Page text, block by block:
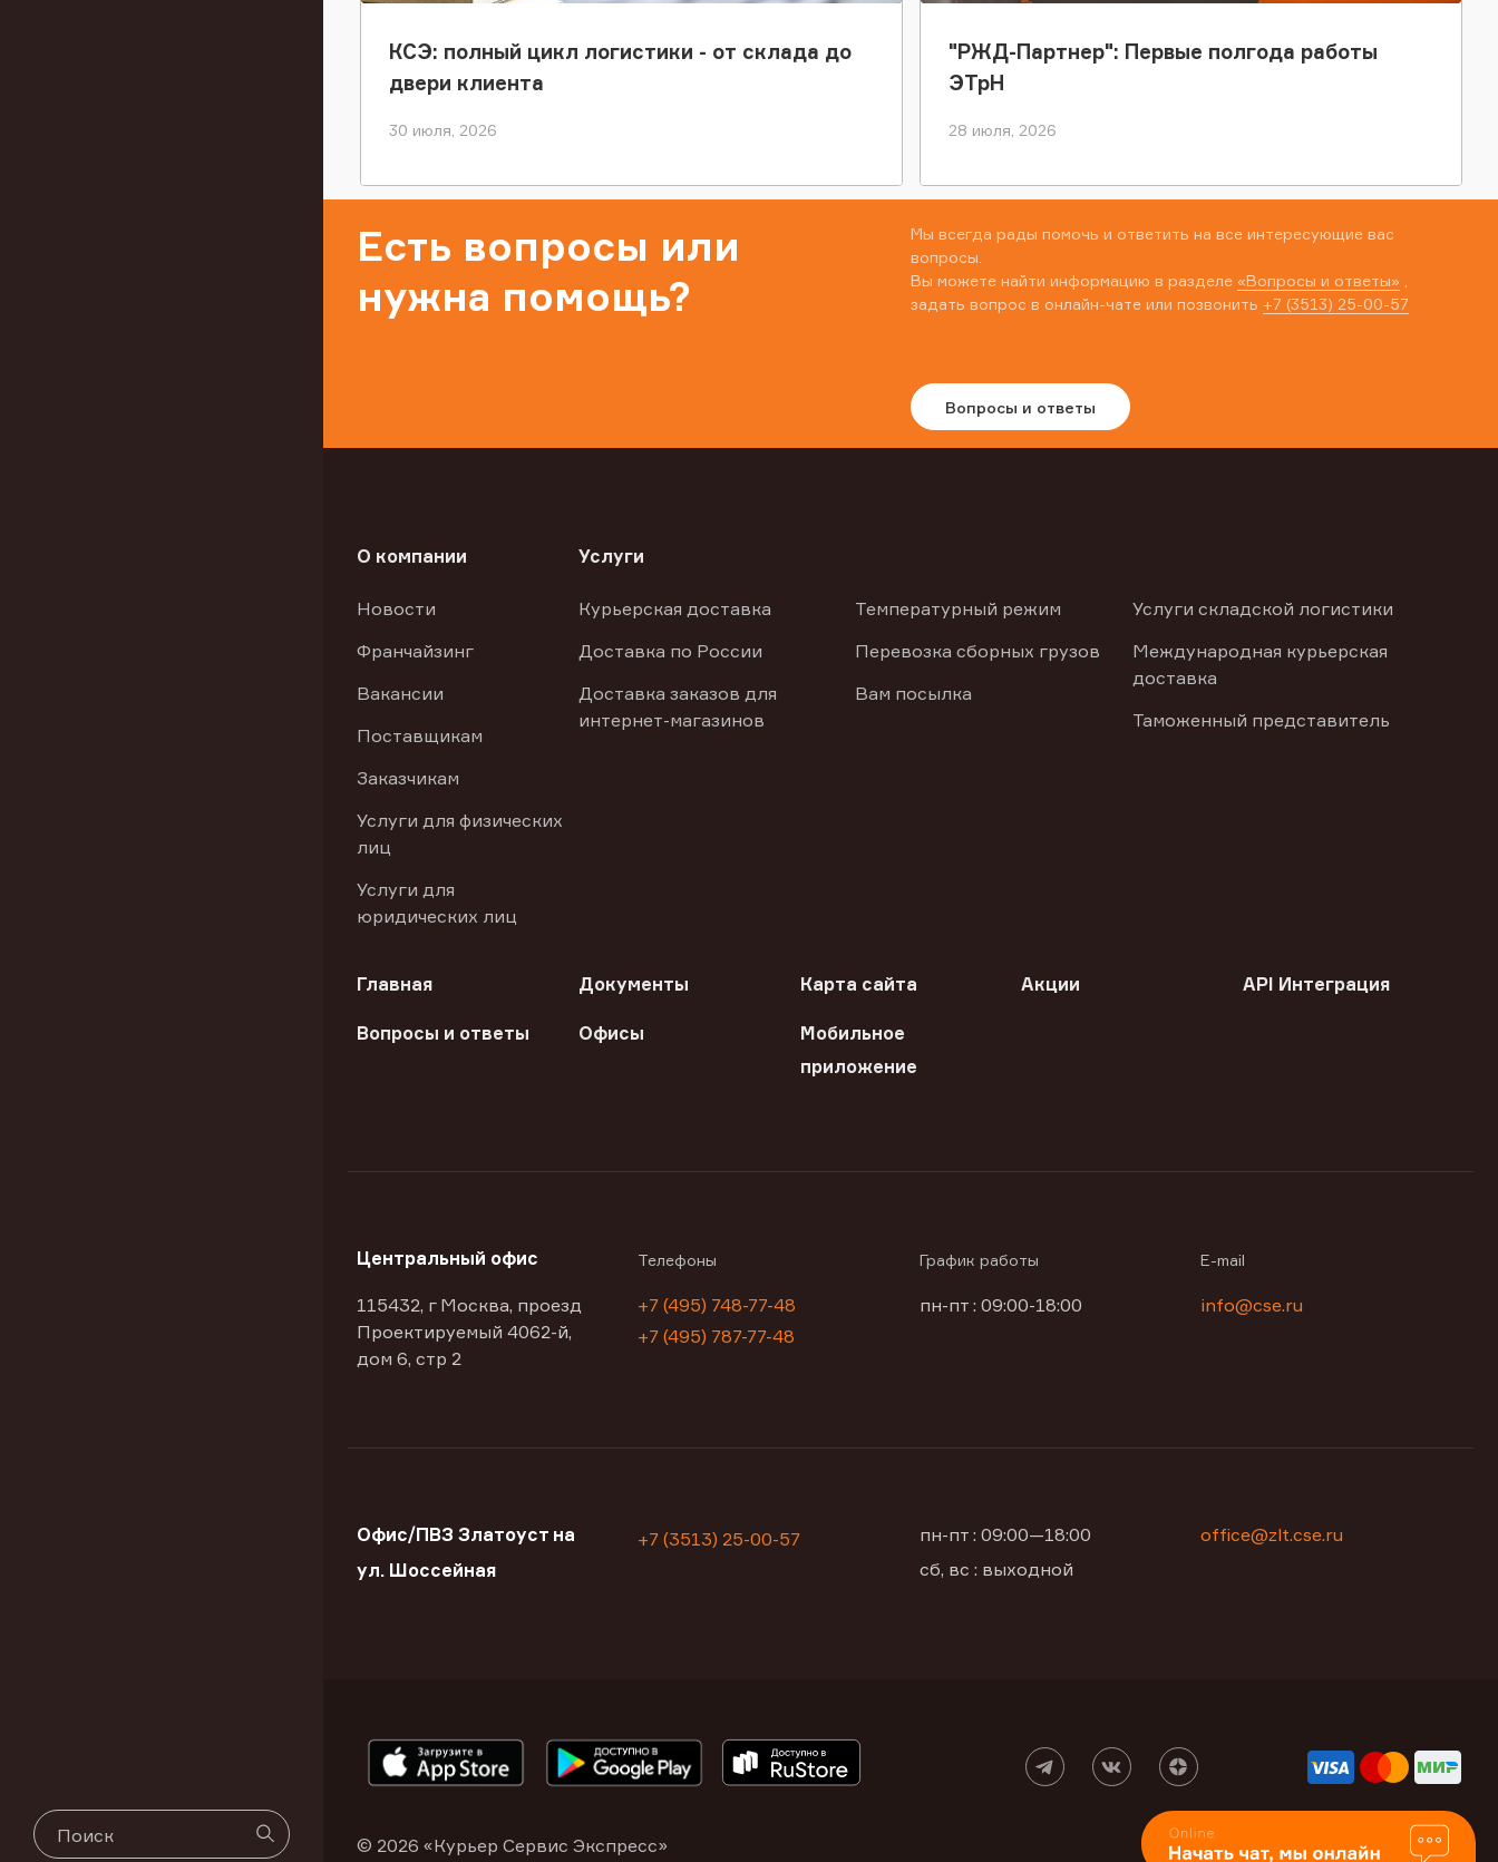
КСЭ: полный цикл логистики - от склада до
двери клиента
30 июля, 2026
"РЖД-Партнер": Первые полгода работы
ЭТрН
28 июля, 2026
Есть вопросы или
нужна помощь?
Мы всегда рады помочь и ответить на все интересующие вас
вопросы.
Вы можете найти информацию в разделе «Вопросы и ответы»
задать вопрос в онлайн-чате или позвонить +7 (3513) 25-00-57
Вопросы и ответы
О компании
Новости
Франчайзинг
Вакансии
Поставщикам
Заказчикам
Услуги для физических
лиц
Услуги для
юридических лиц
Услуги
Курьерская доставка
Доставка по России
Доставка заказов для
интернет-магазинов
Температурный режим
Перевозка сборных грузов
Вам посылка
Услуги складской логистики
Международная курьерская
доставка
Таможенный представитель
Главная Документы Карта сайта Акции API Интеграция
Вопросы и ответы Офисы
Мобильное
приложение
Центральный офис
115432, г Москва, проезд
Проектируемый 4062-й,
дом 6, стр 2
Телефоны
+7 (495) 748-77-48
+7 (495) 787-77-48
График работы
пн-пт : 09:00-18:00
E-mail
info@cse.ru
Офис/ПВЗ Златоуст на
ул. Шоссейная
+7 (3513) 25-00-57
пн-пт : 09:00—18:00
сб, вс : выходной
office@zlt.cse.ru
© 2026 «Курьер Сервис Экспресс»